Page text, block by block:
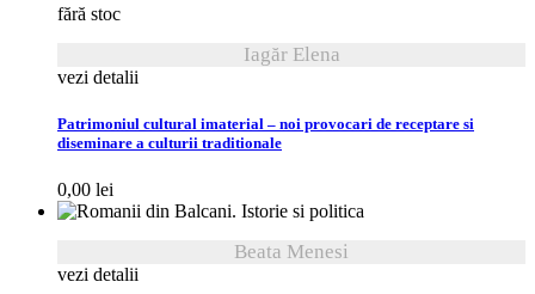
fără stoc
Iagăr Elena
vezi detalii
Patrimoniul cultural imaterial – noi provocari de receptare si
diseminare a culturii traditionale
0,00 lei
Beata Menesi
vezi detalii